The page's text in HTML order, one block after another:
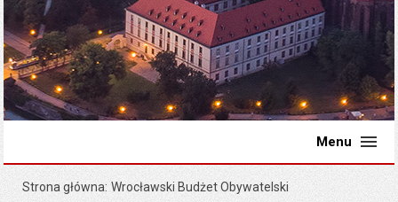
Menu
Strona główna Wrocławski Budżet Obywatelski